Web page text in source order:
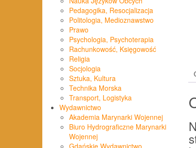
Pedagogika, Resocjalizacja
Politologia, Medioznawstwo
Prawo
Psychologia, Psychoterapia
Rachunkowość, Księgowość
Religia
Socjologia
Sztuka, Kultura
Technika Morska
Transport, Logistyka
Wydawnictwo
Akademia Marynarki Wojennej
Biuro Hydrograficzne Marynarki
Wojennej
Gdańskie Wydawnictwo